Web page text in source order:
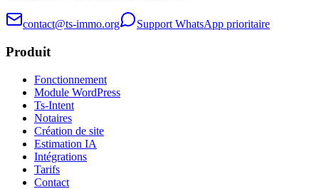
contact@ts-immo.org Support WhatsApp prioritaire
Produit
Fonctionnement
Module WordPress
Ts-Intent
Notaires
Création de site
Estimation IA
Intégrations
Tarifs
Contact